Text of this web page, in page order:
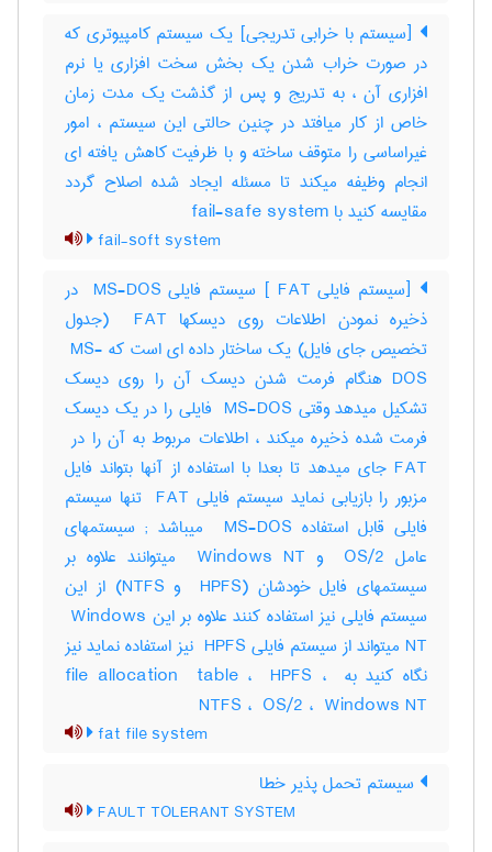
[سیستم با خرابی تدریجی] یک سیستم کامپیوتری که
در صورت خراب شدن یک بخش سخت افزاری یا نرم
افزاری آن ، به تدریج و پس از گذشت یک مدت زمان
خاص از کار میافتد در چنین حالتی این سیستم ، امور
غیراساسی را متوقف ساخته و با ظرفیت کاهش یافته ای
انجام وظیفه میکند تا مسئله ایجاد شده اصلاح گردد
مقایسه کنید با ‎ fail-safe system
fail-soft system
[سیستم فایلی ‎ FAT] سیستم فایلی ‎ MS-DOS در
ذخیره نمودن اطلاعات روی دیسکها ‎ FAT (جدول
تخصیص جای فایل) یک ساختار داده ای است که ‎ MS-
DOS هنگام فرمت شدن دیسک آن را روی دیسک
تشکیل میدهد وقتی ‎ MS-DOS فایلی را در یک دیسک
FAT جای میدهد تا بعدا با استفاده از آنها بتواند فایل
مزبور را بازیابی نماید سیستم فایلی ‎ FAT تنها سیستم
فایلی قابل استفاده ‎ MS-DOS میباشد‎ ; سیستمهای
عامل ‎ OS/2 و ‎ Windows NT میتوانند علاوه بر
سیستمهای فایل خودشان (‎ HPFS و ‎NTFS) از این
سیستم فایلی نیز استفاده کنند علاوه بر این ‎ Windows
NT میتواند از سیستم فایلی ‎ HPFS نیز استفاده نماید نیز
نگاه کنید به ‎file allocation ‎ table ، ‎ HPFS ، ‎
NTFS ، ‎ OS/2 ، ‎ Windows NT
fat file system
سیستم تحمل پذیر خطا
FAULT TOLERANT SYSTEM